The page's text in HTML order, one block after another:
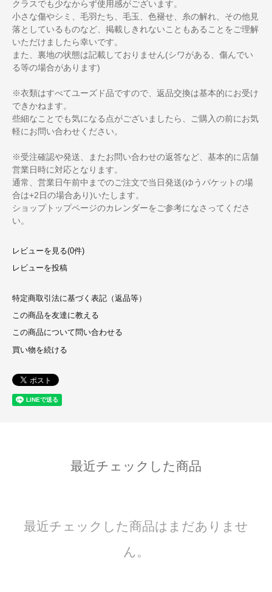
クラスでも少なからず使用感がございます。
小さな傷やシミ、毛羽たち、毛玉、色褪せ、糸の解れ、その他見
落としているものなど、掲載しきれないこともあることをご理解
いただけましたら幸いです。
また、裏地の状態は記載しておりません(シワがある、傷んでい
る等の場合があります)
※衣類はすべてユーズド品ですので、返品交換は基本的にお受け
できかねます。
些細なことでも気になる点がございましたら、ご購入の前にお気
軽にお問い合わせください。
※受注確認や発送、またお問い合わせの返答など、基本的に店舗
営業日時に対応となります。
通常、営業日午前中までのご注文で当日発送(ゆうパケットの場
合は+2日の場合あり)いたします。
ショップトップページのカレンダーをご参考になさってくださ
い。
レビューを見る(0件)
レビューを投稿
特定商取引法に基づく表記（返品等）
この商品を友達に教える
この商品について問い合わせる
買い物を続ける
最近チェックした商品
最近チェックした商品はまだありませ
ん。